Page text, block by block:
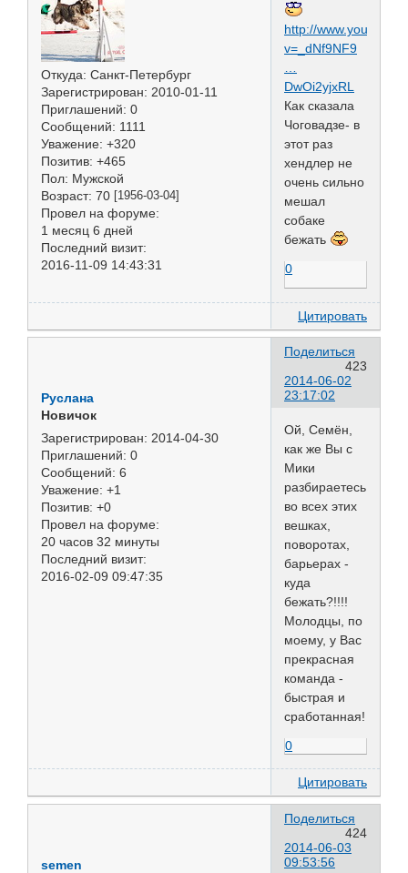
Откуда: Санкт-Петербург
Зарегистрирован: 2010-01-11
Приглашений: 0
Сообщений: 1111
Уважение: +320
Позитив: +465
Пол: Мужской
Возраст: 70 [1956-03-04]
Провел на форуме:
1 месяц 6 дней
Последний визит:
2016-11-09 14:43:31
http://
v=_dNf9NF9
DwOi2yjxRL
Как сказала
Чоговадзе- в
этот раз
хендлер не
очень сильно
мешал
собаке
бежать
0
Цитировать
Поделиться
423
2014-06-02
23:17:02
Руслана
Новичок
Зарегистрирован: 2014-04-30
Приглашений: 0
Сообщений: 6
Уважение: +1
Позитив: +0
Провел на форуме:
20 часов 32 минуты
Последний визит:
2016-02-09 09:47:35
Ой, Семён,
как же Вы с
Мики
разбираетесь
во всех этих
вешках,
поворотах,
барьерах -
куда
бежать?!!!!
Молодцы, по
моему, у Вас
прекрасная
команда -
быстрая и
сработанная!
0
Цитировать
Поделиться
424
2014-06-03
09:53:56
semen